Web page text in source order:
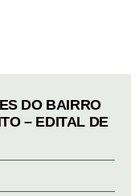
DO BAIRRO
– EDITAL DE